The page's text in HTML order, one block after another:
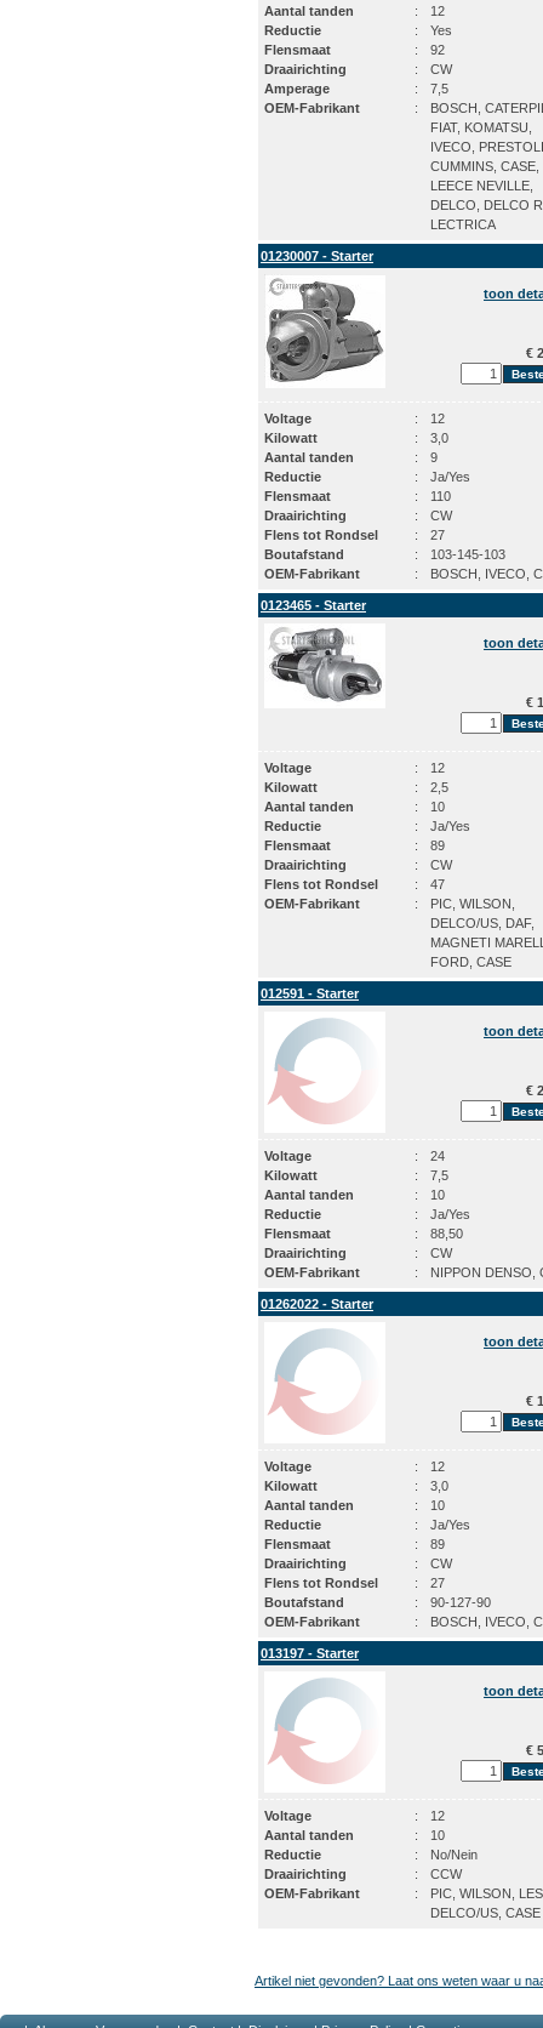
Aantal tanden
:
12
Reductie
:
Yes
Flensmaat
:
92
Draairichting
:
CW
Amperage
:
7,5
OEM-Fabrikant
:
BOSCH,
FIAT, KOMATSU,
IVECO,
CUMMINS, CASE,
LEECE NEVILLE,
DELCO, DELCO
LECTRICA
01230007 - Starter
toon
€
Voltage :
12
Kilowatt
:
3,0
Aantal tanden
:
9
Reductie
:
Ja/Yes
Flensmaat
:
110
Draairichting
:
CW
Flens tot Rondsel
:
27
Boutafstand
:
103-145-103
OEM-Fabrikant
: BOSCH, IVECO,
0123465 - Starter
toon
€
Voltage :
12
Kilowatt
:
2,5
Aantal tanden
:
10
Reductie
:
Ja/Yes
Flensmaat
:
89
Draairichting
:
CW
Flens tot Rondsel
:
47
OEM-Fabrikant
:
PIC, WILSON,
DELCO/US, DAF,
MAGNETI
FORD, CASE
012591 - Starter
toon
€
Voltage :
24
Kilowatt
:
7,5
Aantal tanden
:
10
Reductie
:
Ja/Yes
Flensmaat
:
88,50
Draairichting
:
CW
OEM-Fabrikant
: NIPPON DENSO,
01262022 - Starter
toon
€
Voltage :
12
Kilowatt
:
3,0
Aantal tanden
:
10
Reductie
:
Ja/Yes
Flensmaat
:
89
Draairichting
:
CW
Flens tot Rondsel
:
27
Boutafstand
:
90-127-90
OEM-Fabrikant
: BOSCH, IVECO,
013197 - Starter
toon
€
Voltage :
12
Aantal tanden
:
10
Reductie
:
No/Nein
Draairichting
:
CCW
OEM-Fabrikant
:
PIC, WILSON,
DELCO/US, CASE
Artikel niet gevonden? Laat ons weten waar u